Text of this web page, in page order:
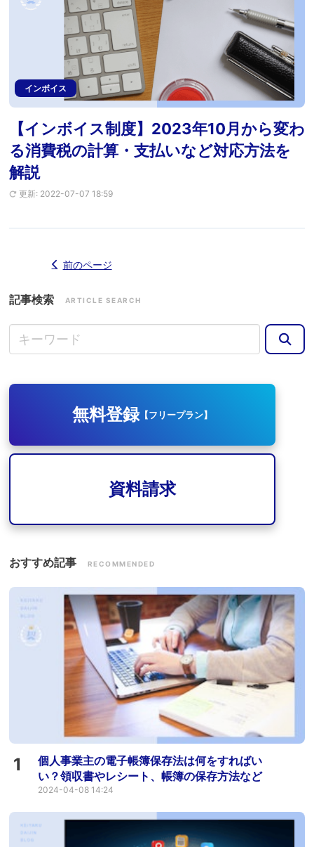
インボイス
【インボイス制度】2023年10月から変わ
る消費税の計算・支払いなど対応方法を
解説
更新: 2022-07-07 18:59
前のページ
記事検索 ARTICLE SEARCH
無料登録【フリープラン】
資料請求
おすすめ記事 RECOMMENDED
1
個人事業主の電子帳簿保存法は何をすればい
い？領収書やレシート、帳簿の保存方法など
2024-04-08 14:24